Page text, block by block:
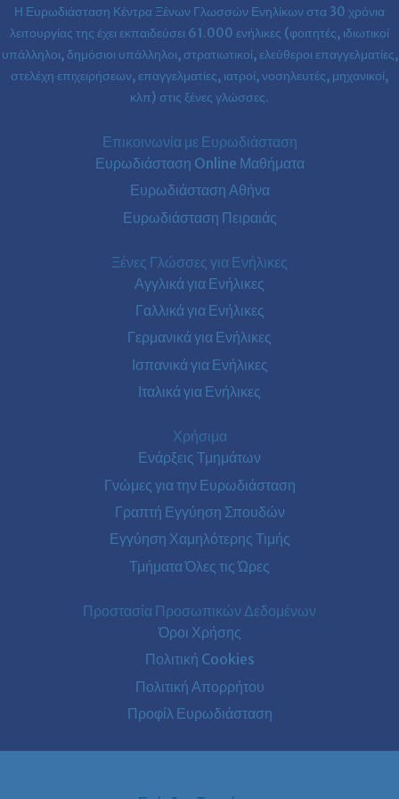
Η Ευρωδιάσταση Κέντρα Ξένων Γλωσσών Ενηλίκων στα 30 χρόνια
λειτουργίας της έχει εκπαιδεύσει 61.000 ενήλικες (φοιτητές, ιδιωτικοί
υπάλληλοι, δημόσιοι υπάλληλοι, στρατιωτικοί, ελεύθεροι επαγγελματίες,
στελέχη επιχειρήσεων, επαγγελματίες, ιατροί, νοσηλευτές, μηχανικοί,
κλπ) στις ξένες γλώσσες.
Επικοινωνία με Ευρωδιάσταση
Ευρωδιάσταση Online Μαθήματα
Ευρωδιάσταση Αθήνα
Ευρωδιάσταση Πειραιάς
Ξένες Γλώσσες για Ενήλικες
Αγγλικά για Ενήλικες
Γαλλικά για Ενήλικες
Γερμανικά για Ενήλικες
Ισπανικά για Ενήλικες
Ιταλικά για Ενήλικες
Χρήσιμα
Ενάρξεις Τμημάτων
Γνώμες για την Ευρωδιάσταση
Γραπτή Εγγύηση Σπουδών
Εγγύηση Χαμηλότερης Τιμής
Τμήματα Όλες τις Ώρες
Προστασία Προσωπικών Δεδομένων
Όροι Χρήσης
Πολιτική Cookies
Πολιτική Απορρήτου
Προφίλ Ευρωδιάσταση